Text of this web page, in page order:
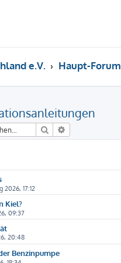
e.V. Haupt-Forum
Suche
2026, 17:12
Kiel?
09:37
20:48
Benzinpumpe